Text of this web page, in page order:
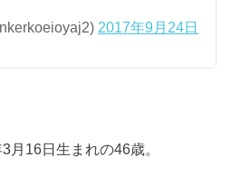
2017年9月24日
月16日生まれの46歳。